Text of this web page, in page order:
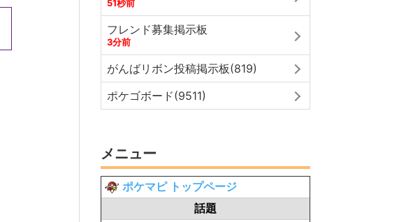
51秒前
フレンド募集掲示板
3分前
がんばリボン投稿掲示板(819)
ポケゴボード(9511)
メニュー
ポケマピ トップページ
話題